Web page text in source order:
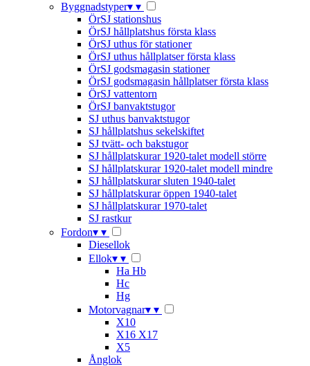
Byggnadstyper▾ ▾
ÖrSJ stationshus
ÖrSJ hållplatshus första klass
ÖrSJ uthus för stationer
ÖrSJ uthus hållplatser första klass
ÖrSJ godsmagasin stationer
ÖrSJ godsmagasin hållplatser första klass
ÖrSJ vattentorn
ÖrSJ banvaktstugor
SJ uthus banvaktstugor
SJ hållplatshus sekelskiftet
SJ tvätt- och bakstugor
SJ hållplatskurar 1920-talet modell större
SJ hållplatskurar 1920-talet modell mindre
SJ hållplatskurar sluten 1940-talet
SJ hållplatskurar öppen 1940-talet
SJ hållplatskurar 1970-talet
SJ rastkur
Fordon▾ ▾
Diesellok
Ellok▾ ▾
Ha Hb
Hc
Hg
Motorvagnar▾ ▾
X10
X16 X17
X5
Ånglok